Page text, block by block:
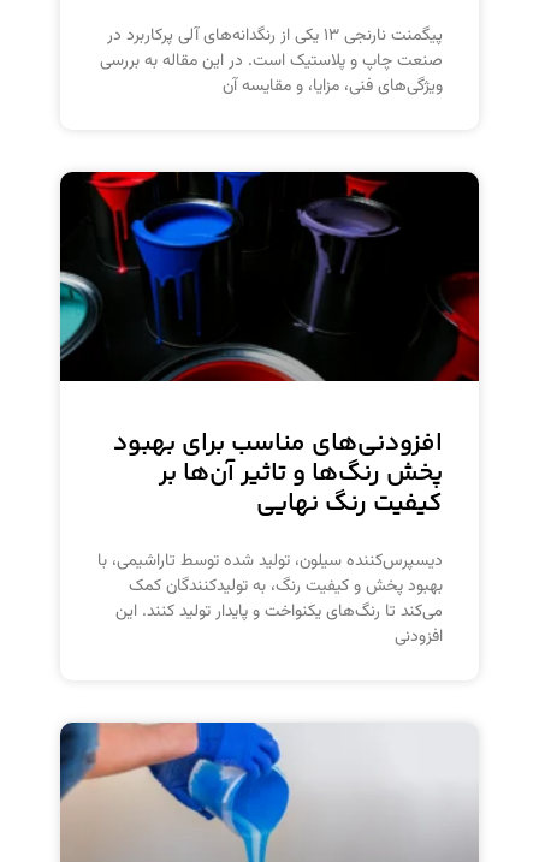
پیگمنت نارنجی ۱۳ یکی از رنگدانه‌های آلی پرکاربرد در
صنعت چاپ و پلاستیک است. در این مقاله به بررسی
ویژگی‌های فنی، مزایا، و مقایسه آن
افزودنی‌های مناسب برای بهبود
پخش رنگ‌ها و تاثیر آن‌ها بر
کیفیت رنگ نهایی
دیسپرس‌کننده سیلون، تولید شده توسط تاراشیمی، با
بهبود پخش و کیفیت رنگ، به تولیدکنندگان کمک
می‌کند تا رنگ‌های یکنواخت و پایدار تولید کنند. این
افزودنی